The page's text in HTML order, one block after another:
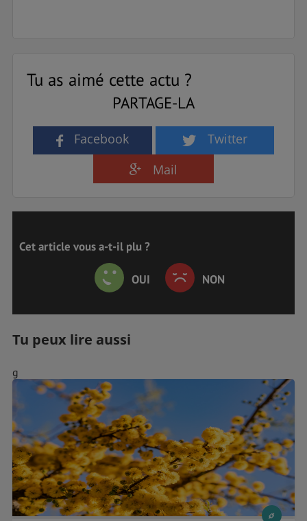
Tu as aimé cette actu ?
PARTAGE-LA
Facebook
Twitter
Mail
Cet article vous a-t-il plu ?
OUI NON
Tu peux lire aussi
g